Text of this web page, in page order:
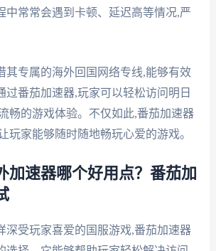
中常常会遇到卡顿、延迟高等情况,严
其专属的海外回国网络专线,能够有效
过番茄加速器,玩家可以轻松访问明日
畅的游戏体验。不仅如此,番茄加速器
玩家能够随时随地畅玩心爱的游戏。
加速器哪个好用点？番茄加
深受玩家喜爱的国服游戏,番茄加速器